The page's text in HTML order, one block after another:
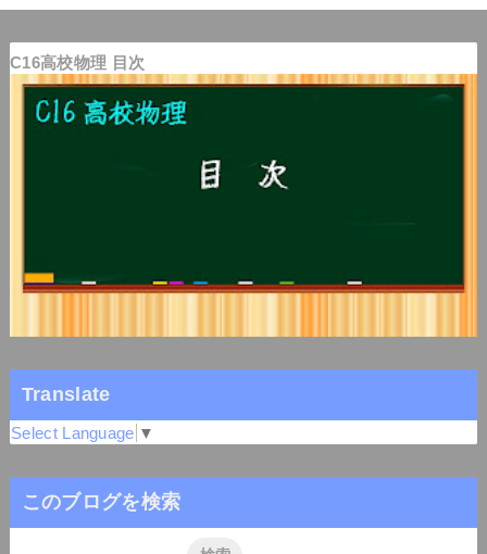
C16高校物理 目次
Translate
Select Language ▼
このブログを検索